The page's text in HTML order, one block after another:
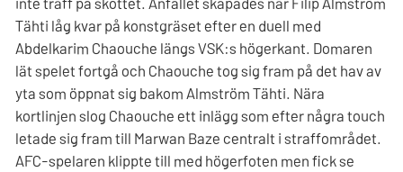
Tähti låg kvar på konstgräset efter en duell med
Abdelkarim Chaouche längs VSK:s högerkant. Domaren
lät spelet fortgå och Chaouche tog sig fram på det hav av
yta som öppnat sig bakom Almström Tähti. Nära
kortlinjen slog Chaouche ett inlägg som efter några touch
letade sig fram till Marwan Baze centralt i straffområdet.
AFC-spelaren klippte till med högerfoten men fick se